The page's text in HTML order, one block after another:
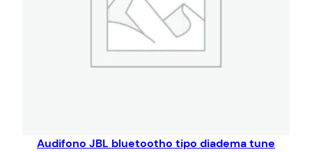
Audifono JBL bluetootho tipo diadema tune